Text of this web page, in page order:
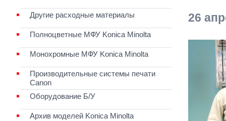
26
Другие расходные материалы
Полноцветные МФУ Konica Minolta
Монохромные МФУ Konica Minolta
Производительные системы печати
Canon
Оборудование Б/У
Архив моделей Konica Minolta